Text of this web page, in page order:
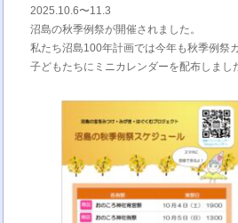
2025.10.6〜11.3
沼島の秋季例祭が開催されました。
私たち沼島100年計画では今年も秋季例祭
子どもたちにミニカレンダーを配布しまし